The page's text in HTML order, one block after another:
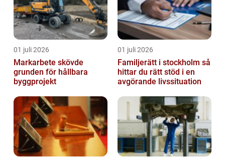
01 juli 2026
Markarbete skövde
grunden för hållbara
byggprojekt
01 juli 2026
Familjerätt i stockholm så
hittar du rätt stöd i en
avgörande livssituation